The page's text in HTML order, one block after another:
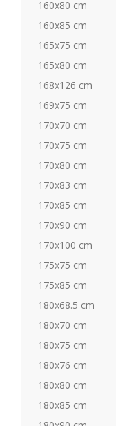
160x80 cm
160x85 cm
165x75 cm
165x80 cm
168x126 cm
169x75 cm
170x70 cm
170x75 cm
170x80 cm
170x83 cm
170x85 cm
170x90 cm
170x100 cm
175x75 cm
175x85 cm
180x68.5 cm
180x70 cm
180x75 cm
180x76 cm
180x80 cm
180x85 cm